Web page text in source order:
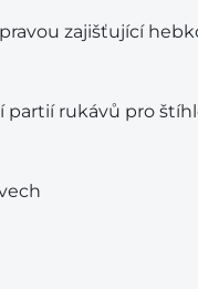
zajišťující
partií rukávů pro